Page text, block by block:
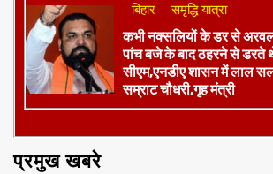
बिहार समृद्धि यात्रा
कभी नक्सलियों के डर से
पांच बजे के बाद ठहरने से डरते
सीएम,एनडीए शासन में लाल
सम्राट चौधरी,गृह मंत्री
प्रमुख खबरे